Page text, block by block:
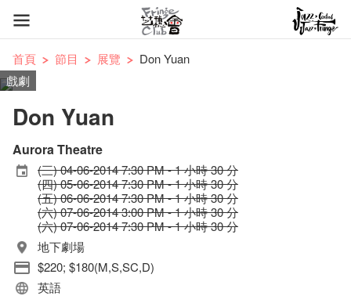
首頁 節目 展覽
Don Yuan
戲劇
Don Yuan
Aurora Theatre
(三) 04-06-2014 7:30 PM - 1 小時 30 分
(四) 05-06-2014 7:30 PM - 1 小時 30 分
(五) 06-06-2014 7:30 PM - 1 小時 30 分
(六) 07-06-2014 3:00 PM - 1 小時 30 分
(六) 07-06-2014 7:30 PM - 1 小時 30 分
地下劇場
$220; $180(M,S,SC,D)
英語